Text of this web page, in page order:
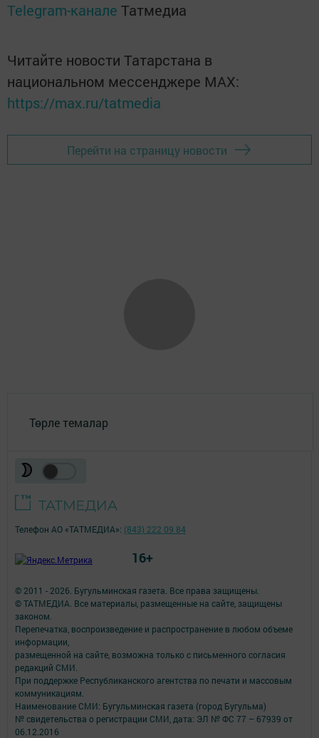
Telegram-канале Татмедиа
Читайте новости Татарстана в
национальном мессенджере MАХ:
https://max.ru/tatmedia
Перейти на страницу новости
Төрле темалар
© 2011 - 2026. Бугульминская газета. Все права защищены.
© ТАТМЕДИА. Все материалы, размещенные на сайте, защищены
законом.
Перепечатка, воспроизведение и распространение в любом объеме
информации,
размещенной на сайте, возможна только с письменного согласия
редакций СМИ.
При поддержке Республиканского агентства по печати и массовым
коммуникациям.
Наименование СМИ: Бугульминская газета (город Бугульма)
№ свидетельства о регистрации СМИ, дата: ЭЛ № ФС 77 – 67939 от
06.12.2016
Телефон АО «ТАТМЕДИА»: (843) 222 09 84
16+